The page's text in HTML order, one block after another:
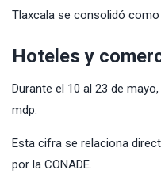
Tlaxcala se consolidó
Hoteles y
Durante el 10 al 23 de
mdp.
Esta cifra se relaciona
por la CONADE.